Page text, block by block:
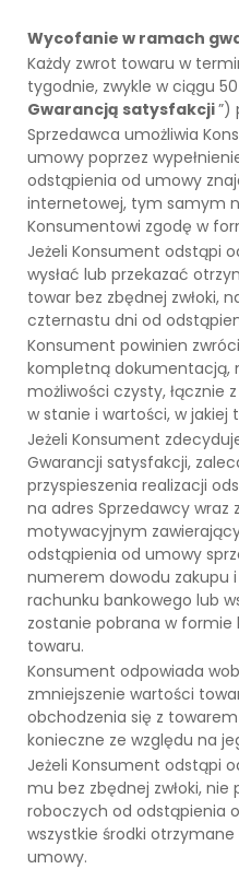
Wycofanie w ramach
Każdy zwrot towaru w
tygodnie, zwykle w ciągu
Gwarancją satysfakcji”)
Sprzedawca umożliwia
umowy poprzez
odstąpienia od umowy
internetowej, tym samym
Konsumentowi zgodę w
Jeżeli Konsument odstąpi
wysłać lub przekazać
towar bez zbędnej zwłoki,
czternastu dni od
Konsument powinien
kompletną dokumentacją,
możliwości czysty, łącznie
w stanie i wartości, w jakiej
Jeżeli Konsument
Gwarancji satysfakcji,
przyspieszenia realizacji
na adres Sprzedawcy wraz
motywacyjnym
odstąpienia od umowy
numerem dowodu zakupu
rachunku bankowego lub
zostanie pobrana w formie
towaru.
Konsument odpowiada
zmniejszenie wartości
obchodzenia się z
konieczne ze względu na
Jeżeli Konsument odstąpi
mu bez zbędnej zwłoki, nie
roboczych od odstąpienia
wszystkie środki
umowy.